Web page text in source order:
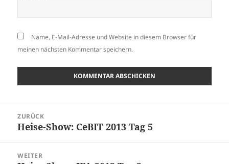
Name, E-Mail-Adresse und Website in diesem Browser für
meinen nächsten Kommentar speichern.
ZURÜCK
Vorheriger
Heise-Show: CeBIT 2013 Tag 5
WEITER